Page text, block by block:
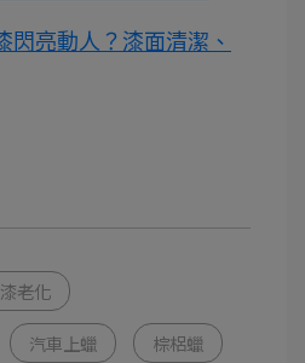
閃亮動人？漆面清潔、
老化
汽車上蠟 棕梠蠟